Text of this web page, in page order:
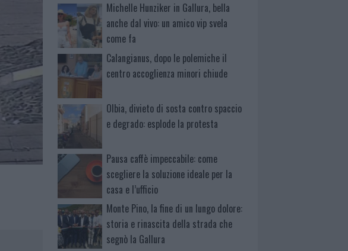
Michelle Hunziker in Gallura, bella
anche dal vivo: un amico vip svela
come fa
Calangianus, dopo le polemiche il
centro accoglienza minori chiude
Olbia, divieto di sosta contro spaccio
e degrado: esplode la protesta
Pausa caffè impeccabile: come
scegliere la soluzione ideale per la
casa e l’ufficio
Monte Pino, la fine di un lungo dolore:
storia e rinascita della strada che
segnò la Gallura